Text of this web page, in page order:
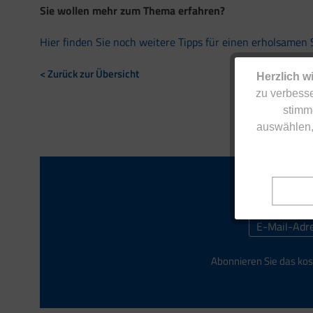
Herzlich
zu
Sie wollen mehr zum Thema erfahren?
Hier finden Sie noch weitere Tipps für einen erholsamen
< Zurück zur Übersicht
Abonnieren Sie das